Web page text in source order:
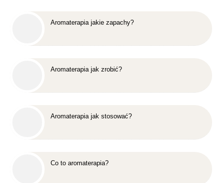
Aromaterapia jakie zapachy?
Aromaterapia jak zrobić?
Aromaterapia jak stosować?
Co to aromaterapia?